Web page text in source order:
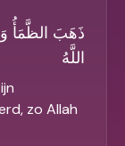
ذَهَبَ الظَّمَأُ
اللَّهُ
zo Allah